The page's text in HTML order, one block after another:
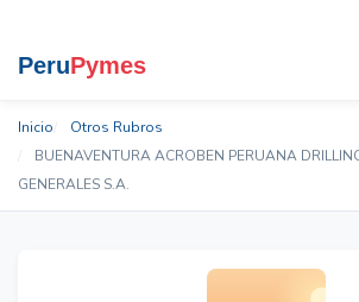
Inicio
Otros Rubros
BUENAVENTURA ACROBEN PERUANA
GENERALES S.A.